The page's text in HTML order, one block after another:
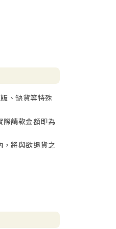
、缺貨等特殊
際請款金額即為
，將與欲退貨之